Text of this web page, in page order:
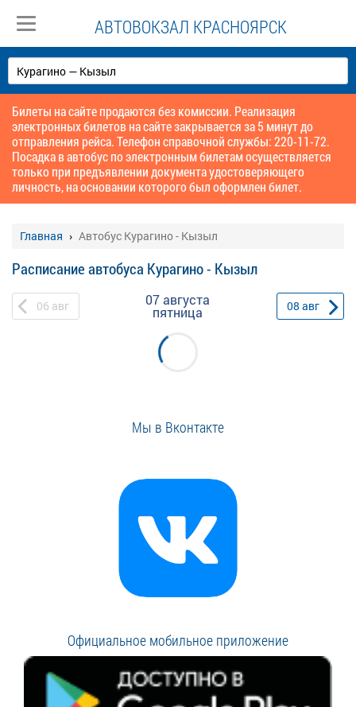
АВТОВОКЗАЛ КРАСНОЯРСК
Билеты на сайте продаются без комиссии. Реализация
электронных билетов на сайте закрывается за 5 минут до
отправления рейса. Телефон справочной службы: 220-11-72.
Посадка в автобус по электронным билетам осуществляется
только при предъявлении документа удостоверяющего
личность, на основании которого был оформлен билет.
Главная Автобус Курагино - Кызыл
Расписание автобуса Курагино - Кызыл
06 авг 07 августа
пятница 08 авг
Мы в Вконтакте
Официальное мобильное приложение